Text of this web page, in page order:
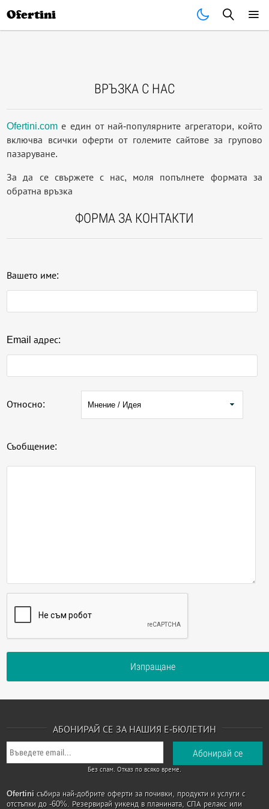
Ofertini
ВРЪЗКА С НАС
Ofertini.com е един от най-популярните агрегатори, който
включва всички оферти от големите сайтове за групово
пазаруване.
За да се свържете с нас, моля попълнете формата за
обратна връзка
ФОРМА ЗА КОНТАКТИ
Вашето име:
Email адрес:
Относно:
Съобщение:
Изпращане
АБОНИРАЙ СЕ ЗА НАШИЯ Е-БЮЛЕТИН
Без спам. Отказ по всяко време.
Ofertini събира най-добрите оферти за почивки, продукти и услуги с
отстъпки до -60%. Резервирай уикенд в планината, СПА релакс или